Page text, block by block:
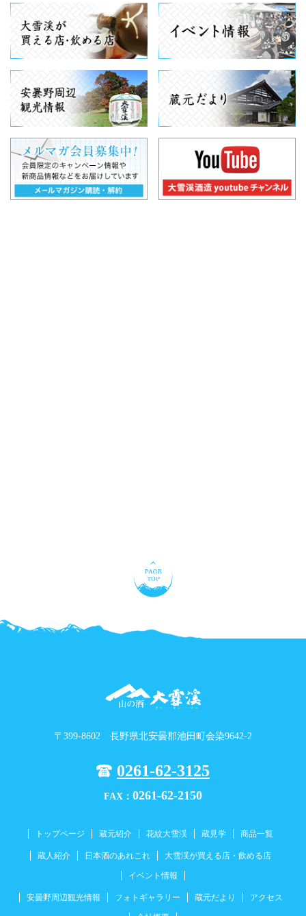
〒399-8602 長野県北安曇郡池田町会染9642-2
0261-62-3125
FAX： 0261-62-2150
トップページ 蔵元紹介 花紋大雪渓 蔵見学 商品一覧
蔵人紹介 日本酒のあれこれ 大雪渓が買える店・飲める店
イベント情報
安曇野周辺観光情報 フォトギャラリー 蔵元だより アクセス